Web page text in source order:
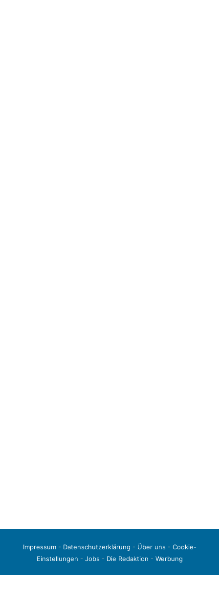
Impressum- Datenschutzerklärung - Über uns - Cookie-
Einstellungen - Jobs - Die Redaktion - Werbung